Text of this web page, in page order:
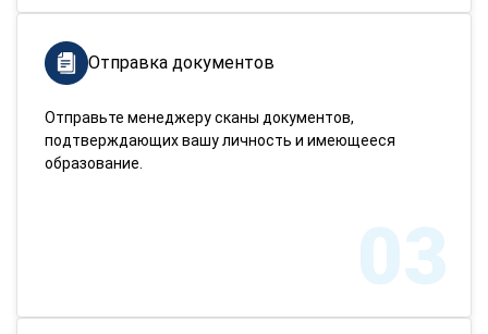
Отправка документов
Отправьте менеджеру сканы документов,
подтверждающих вашу личность и имеющееся
образование.
03